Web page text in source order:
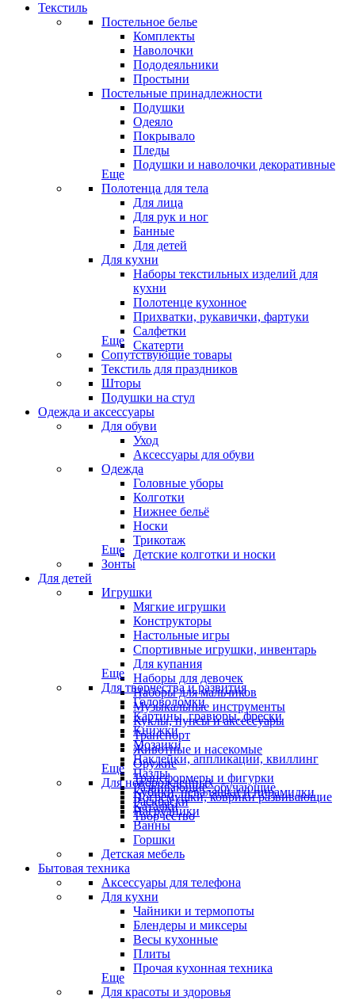
Текстиль
Постельное белье
Комплекты
Наволочки
Пододеяльники
Простыни
Постельные принадлежности
Подушки
Одеяло
Покрывало
Пледы
Подушки и наволочки декоративные
Еще
Полотенца для тела
Для лица
Для рук и ног
Банные
Для детей
Для кухни
Наборы текстильных изделий для
кухни
Полотенце кухонное
Прихватки, рукавички, фартуки
Салфетки
Скатерти
Еще
Сопутствующие товары
Текстиль для праздников
Шторы
Подушки на стул
Одежда и аксессуары
Для обуви
Уход
Аксессуары для обуви
Одежда
Головные уборы
Колготки
Нижнее бельё
Носки
Трикотаж
Детские колготки и носки
Еще
Зонты
Для детей
Игрушки
Мягкие игрушки
Конструкторы
Настольные игры
Спортивные игрушки, инвентарь
Для купания
Наборы для девочек
Наборы для мальчиков
Музыкальные инструменты
Куклы, пупсы и аксессуары
Транспорт
Животные и насекомые
Оружие
Трансформеры и фигурки
Кубики, неваляшки и пирамидки
Каталки
Еще
Для творчества и развития
Головоломки
Картины, гравюры, фрески
Книжки
Мозаики
Наклейки, аппликации, квиллинг
Пазлы
Развивающие, обучающие
Раскраски
Творчество
Еще
Для новорожденных
Погремушки, коврики развивающие
Нагрудники
Ванны
Горшки
Детская мебель
Бытовая техника
Аксессуары для телефона
Для кухни
Чайники и термопоты
Блендеры и миксеры
Весы кухонные
Плиты
Прочая кухонная техника
Еще
Для красоты и здоровья